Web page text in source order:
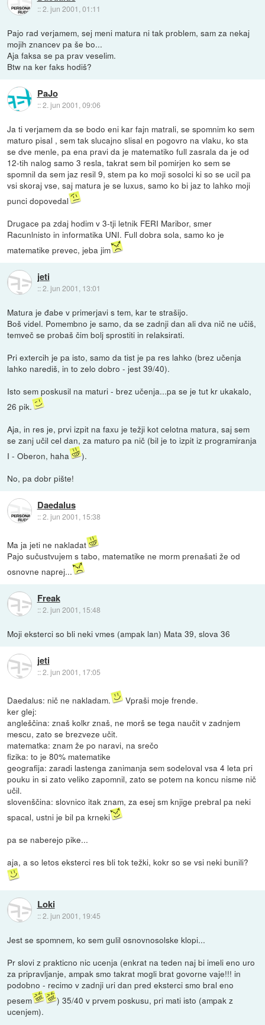
::2. jun 2001, 01:11
Pajo rad verjamem, sej meni matura ni tak problem, sam za nekaj
mojih znancev pa še bo...
Aja faksa se pa prav veselim.
Btw na ker faks hodiš?
PaJo
::2. jun 2001, 09:06
Ja ti verjamem da se bodo eni kar fajn matrali, se spomnim ko sem
maturo pisal , sem tak slucajno slisal en pogovro na vlaku, ko sta
se dve menle, pa ena pravi da je matematiko full zasrala da je od
12-tih nalog samo 3 resla, takrat sem bil pomirjen ko sem se
spomnil da sem jaz resil 9, stem pa ko moji sosolci ki so se ucil pa
vsi skoraj vse, saj matura je se luxus, samo ko bi jaz to lahko moji
punci dopovedal
Drugace pa zdaj hodim v 3-tji letnik FERI Maribor, smer
Racunlnisto in informatika UNI. Full dobra sola, samo ko je
matematike prevec, jeba jim
jeti
::2. jun 2001, 13:01
Matura je đabe v primerjavi s tem, kar te strašijo.
Boš videl. Pomembno je samo, da se zadnji dan ali dva nič ne učiš,
temveč se probaš čim bolj sprostiti in relaksirati.
Pri extercih je pa isto, samo da tist je pa res lahko (brez učenja
lahko narediš, in to zelo dobro - jest 39/40).
Isto sem poskusil na maturi - brez učenja...pa se je tut kr ukakalo,
26 pik.
Aja, in res je, prvi izpit na faxu je težji kot celotna matura, saj sem
se zanj učil cel dan, za maturo pa nič (bil je to izpit iz programiranja
I - Oberon, haha
).
No, pa dobr pište!
Daedalus
::2. jun 2001, 15:38
Ma ja jeti ne nakladat
Pajo sučustvujem s tabo, matematike ne morm prenašati že od
osnovne naprej...
Freak
::2. jun 2001, 15:48
Moji eksterci so bli neki vmes (ampak lan) Mata 39, slova 36
jeti
::2. jun 2001, 17:05
Daedalus: nič ne nakladam.
Vpraši moje frende.
ker glej:
angleščina: znaš kolkr znaš, ne morš se tega naučit v zadnjem
mescu, zato se brezveze učit.
matematka: znam že po naravi, na srečo
fizika: to je 80% matematike
geografija: zaradi lastenga zanimanja sem sodeloval vsa 4 leta pri
pouku in si zato veliko zapomnil, zato se potem na koncu nisme nič
učil.
slovenščina: slovnico itak znam, za esej sm knjige prebral pa neki
spacal, ustni je bil pa krneki
pa se naberejo pike...
aja, a so letos eksterci res bli tok težki, kokr so se vsi neki bunili?
Loki
::2. jun 2001, 19:45
Jest se spomnem, ko sem gulil osnovnosolske klopi...
Pr slovi z prakticno nic ucenja (enkrat na teden naj bi imeli eno uro
za pripravljanje, ampak smo takrat mogli brat govorne vaje!!! in
podobno - recimo v zadnji uri dan pred eksterci smo bral eno
pesem
) 35/40 v prvem poskusu, pri mati isto (ampak z
ucenjem).